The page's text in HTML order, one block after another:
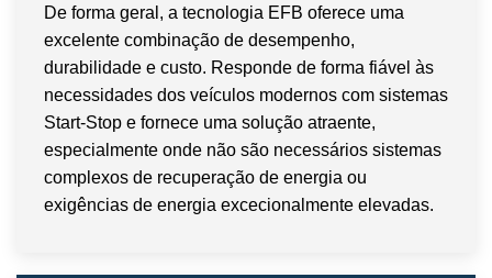
De forma geral, a tecnologia EFB oferece uma
excelente combinação de desempenho,
durabilidade e custo. Responde de forma fiável às
necessidades dos veículos modernos com sistemas
Start-Stop e fornece uma solução atraente,
especialmente onde não são necessários sistemas
complexos de recuperação de energia ou
exigências de energia excecionalmente elevadas.